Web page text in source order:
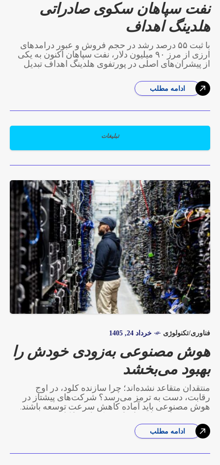
نفت سپاهان سکوی صادراتی
هلدینگ اهداف
با ثبت ۵۵ درصد رشد در حجم فروش و عبور درآمدهای
ارزی از مرز ۹۰ میلیون دلار، نفت سپاهان اکنون به یکی
از پیشران‌های اصلی در پورتفوی هلدینگ اهداف تبدیل
ادامه مطلب
تبلیغات
فناوری/تکنولوژی خرداد 24, 1405
هوش مصنوعی به‌زودی خودش را
بهبود می‌بخشد
منتقدان متقاعد نشده‌اند؛ چرا سازنده کلود، در اوج
رقابت، دست به ترمز می‌رسد؟ شرکت‌های پیشتاز در
هوش مصنوعی باید آماده کاهش سرعت توسعه باشند.
ادامه مطلب